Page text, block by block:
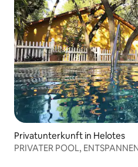
Privatunterkunft in Helotes
PRIVATER POOL,